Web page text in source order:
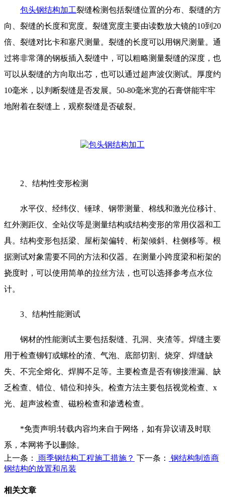
包头钢结构加工裂缝检测包括裂缝位置的分布、裂缝的方
向、裂缝的长度和宽度。裂缝宽度主要由读数放大镜的10到20
倍、裂缝对比卡和塞尺测量。裂缝的长度可以用钢尺测量。通
过将非常薄的钢板插入裂缝中，可以粗略测量裂缝的深度，也
可以从裂缝的方向取出芯，也可以通过超声波仪测试。厚度约
10毫米，以判断裂缝是否发展。50-80毫米宽的石膏饼能牢牢
地附着在裂缝上，观察裂缝是否破裂。
2、结构性变形检测
水平仪、经纬仪、锤球、钢带测量、棉线和激光位移计、
红外测距仪、全站仪等是测量结构或结构变形的常用仪器和工
具。结构变形包括梁、屋桁架偏转、桁架倾斜、柱侧移等。根
据测试对象需要不同的方法和仪器。在测量小跨度梁和桁架的
挠度时，可以使用简单的拉丝方法，也可以选择参考点水位
计。
3、结构性能测试
钢材的性能测试主要包括裂缝、孔洞、夹渣等。焊缝主要
用于检查铆钉或螺栓的渣、气泡、底部切割、烧穿、焊缝缺
失、不完全熔化、焊脚不足等。主要检查是否有铆接泄漏、缺
乏检查、错位、错位和掉头。检查方法主要包括视觉检查、x
光、超声波检查、磁粉检查和渗透检查。
*免责声明:转载内容均来自于网络，如有异议请及时联
系，本网将予以删除。
上一条：
雨季钢结构工程施工措施？ 下一条：
钢结构制造商
钢结构的放置和吊装
相关文章